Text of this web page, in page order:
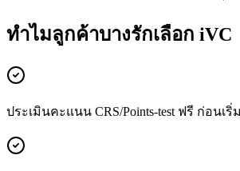
ทำไมลูกค้าบางรักเลือก iVC
ประเมินคะแนน CRS/Points-test ฟรี ก่อนเริ่